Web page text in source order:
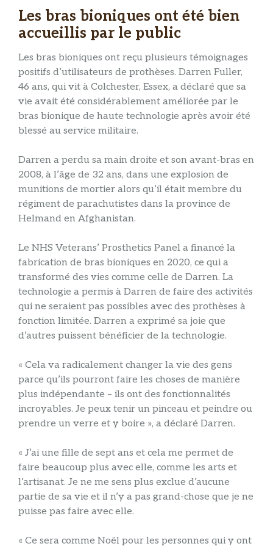
Les bras bioniques ont été bien
accueillis par le public
Les bras bioniques ont reçu plusieurs témoignages
positifs d’utilisateurs de prothèses. Darren Fuller,
46 ans, qui vit à Colchester, Essex, a déclaré que sa
vie avait été considérablement améliorée par le
bras bionique de haute technologie après avoir été
blessé au service militaire.
Darren a perdu sa main droite et son avant-bras en
2008, à l’âge de 32 ans, dans une explosion de
munitions de mortier alors qu’il était membre du
régiment de parachutistes dans la province de
Helmand en Afghanistan.
Le NHS Veterans’ Prosthetics Panel a financé la
fabrication de bras bioniques en 2020, ce qui a
transformé des vies comme celle de Darren. La
technologie a permis à Darren de faire des activités
qui ne seraient pas possibles avec des prothèses à
fonction limitée. Darren a exprimé sa joie que
d’autres puissent bénéficier de la technologie.
« Cela va radicalement changer la vie des gens
parce qu’ils pourront faire les choses de manière
plus indépendante – ils ont des fonctionnalités
incroyables. Je peux tenir un pinceau et peindre ou
prendre un verre et y boire », a déclaré Darren.
« J’ai une fille de sept ans et cela me permet de
faire beaucoup plus avec elle, comme les arts et
l’artisanat. Je ne me sens plus exclue d’aucune
partie de sa vie et il n’y a pas grand-chose que je ne
puisse pas faire avec elle.
« Ce sera comme Noël pour les personnes qui y ont